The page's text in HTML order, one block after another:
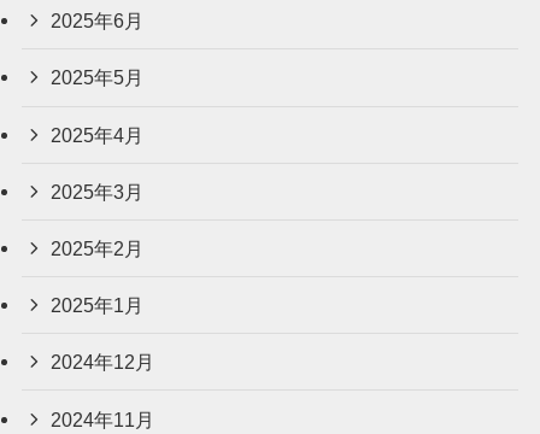
2025年6月
2025年5月
2025年4月
2025年3月
2025年2月
2025年1月
2024年12月
2024年11月